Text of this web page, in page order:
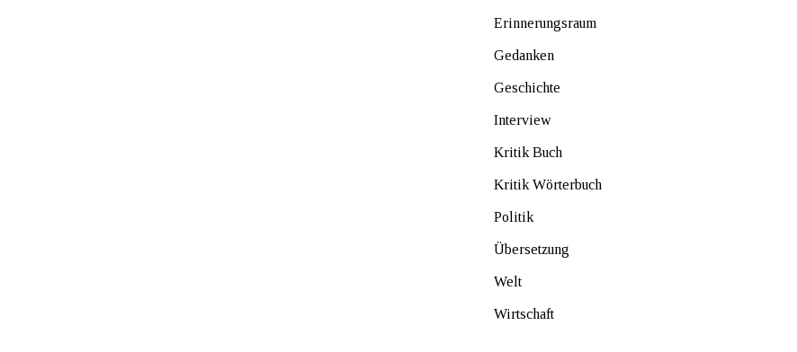
Erinnerungsraum
Gedanken
Geschichte
Interview
Kritik Buch
Kritik Wörterbuch
Politik
Übersetzung
Welt
Wirtschaft